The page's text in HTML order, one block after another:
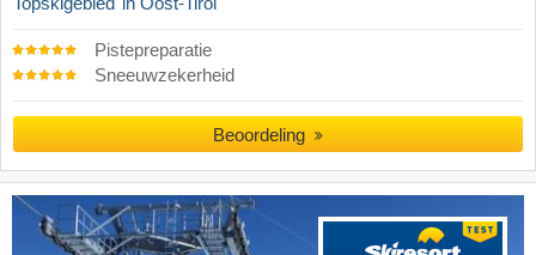
Pistepreparatie
Sneeuwzekerheid
Beoordeling